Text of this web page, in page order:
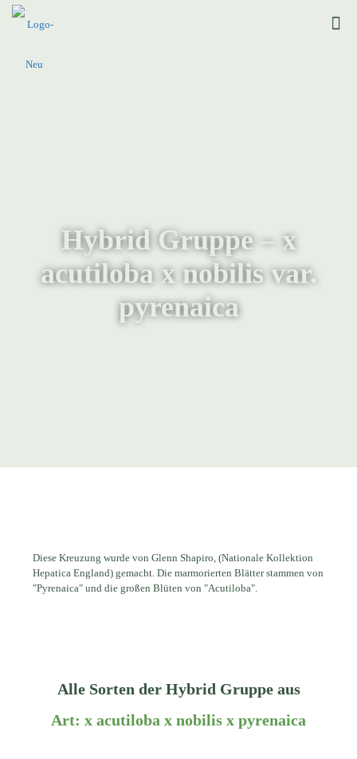
Hybrid Gruppe – x
acutiloba x nobilis var.
pyrenaica
Diese Kreuzung wurde von Glenn Shapiro, (Nationale Kollektion
Hepatica England) gemacht. Die marmorierten Blätter stammen von
"Pyrenaica" und die großen Blüten von "Acutiloba".
Alle Sorten der Hybrid Gruppe aus
Art: x acutiloba x nobilis x pyrenaica